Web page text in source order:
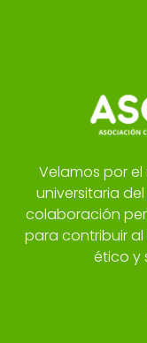
Velamos por
universitaria
colaboración
para contribuir
ético y